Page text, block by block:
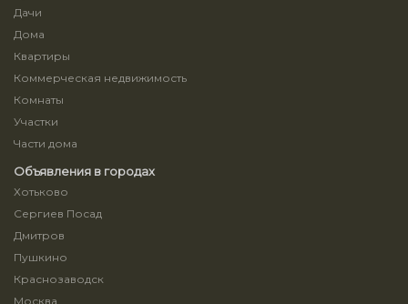
Дачи
Дома
Квартиры
Коммерческая недвижимость
Комнаты
Участки
Части дома
Объявления в городах
Хотьково
Сергиев Посад
Дмитров
Пушкино
Краснозаводск
Москва